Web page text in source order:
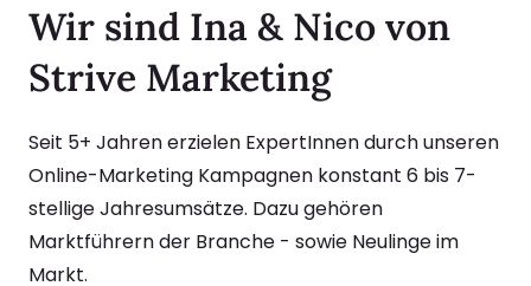
Wir sind Ina & Nico von
Strive Marketing
Seit 5+ Jahren erzielen ExpertInnen durch unseren
Online-Marketing Kampagnen konstant 6 bis 7-
stellige Jahresumsätze. Dazu gehören
Marktführern der Branche - sowie Neulinge im
Markt.